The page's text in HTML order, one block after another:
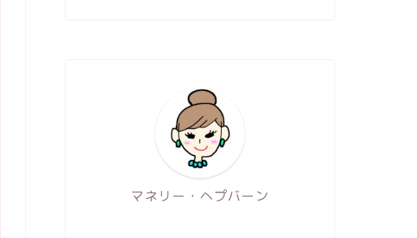
マネリー・ヘプバーン